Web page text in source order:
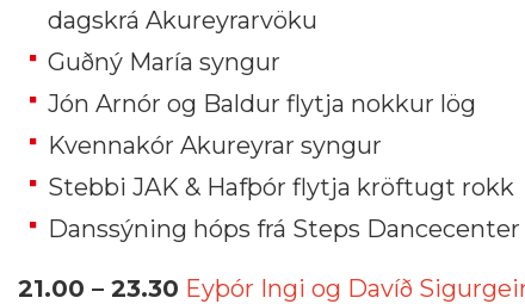
dagskrá Akureyrarvöku
Guðný María syngur
Jón Arnór og Baldur flytja nokkur lög
Kvennakór Akureyrar syngur
Stebbi JAK & Hafþór flytja kröftugt rokk
Danssýning hóps frá Steps Dancecenter
21.00 – 23.30 Eyþór Ingi og Davíð